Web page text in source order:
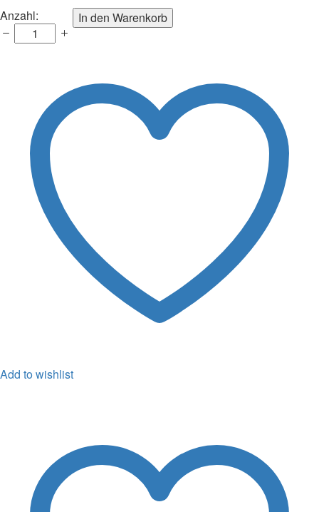
Template
Chrismas
Mandala
Anzahl: In den Warenkorb
Add to wishlist